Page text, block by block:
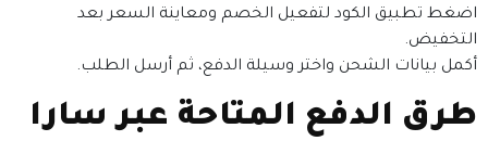
اضغط تطبيق الكود لتفعيل الخصم ومعاينة السعر بعد
التخفيض.
أكمل بيانات الشحن واختر وسيلة الدفع، ثم أرسل الطلب.
طرق الدفع المتاحة عبر سارا